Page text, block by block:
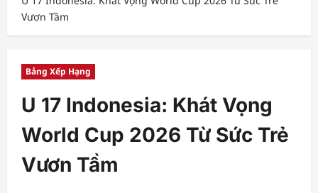
Vươn Tầm
Bảng Xếp Hạng
U 17 Indonesia: Khát Vọng
World Cup 2026 Từ Sức Trẻ
Vươn Tầm